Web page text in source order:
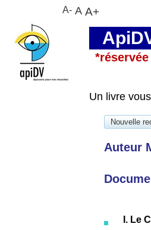
Un livre
Nouvelle
Auteur
I. Le
A- A A+